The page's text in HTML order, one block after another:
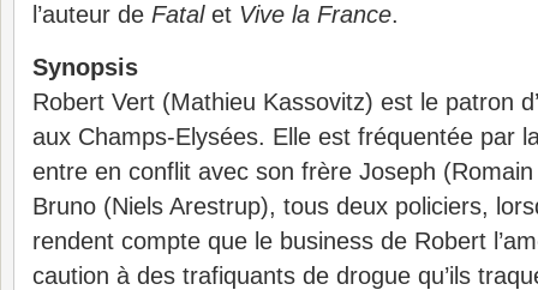
l’auteur de Fatalet Vive la France.
Synopsis
Robert Vert (Mathieu Kassovitz) est le patron
aux Champs-Elysées. Elle est fréquentée par
entre en conflit avec son frère Joseph
Bruno (Niels Arestrup), tous deux policiers,
rendent compte que le business de Robert
caution à des trafiquants de drogue qu’ils